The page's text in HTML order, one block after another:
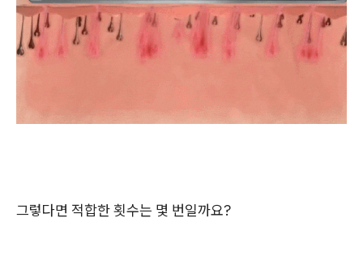
그렇다면 적합한 횟수는 몇 번일까요?